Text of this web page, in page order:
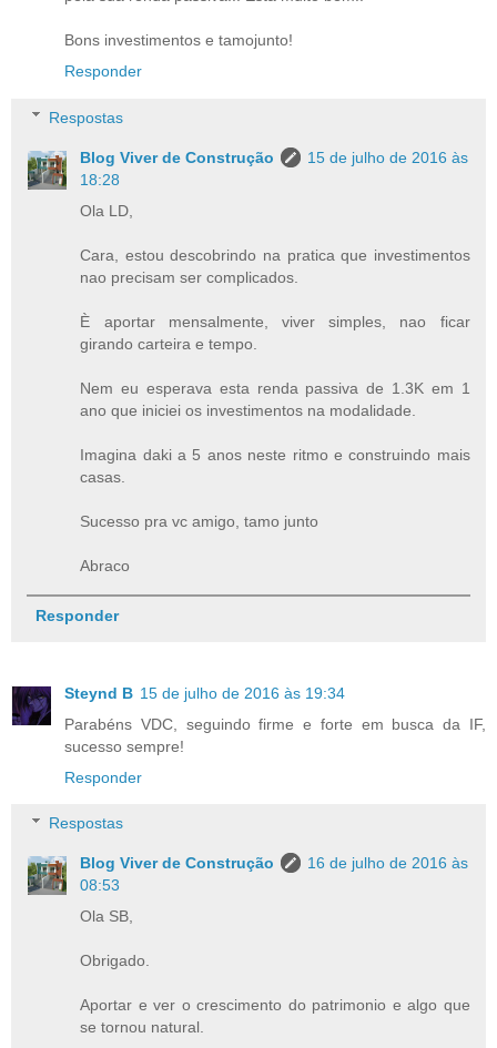
Bons investimentos e tamojunto!
Responder
Respostas
Blog Viver de Construção
15 de julho de 2016 às
18:28
Ola LD,
Cara, estou descobrindo na pratica que investimentos
nao precisam ser complicados.
È aportar mensalmente, viver simples, nao ficar
girando carteira e tempo.
Nem eu esperava esta renda passiva de 1.3K em 1
ano que iniciei os investimentos na modalidade.
Imagina daki a 5 anos neste ritmo e construindo mais
casas.
Sucesso pra vc amigo, tamo junto
Abraco
Responder
Steynd B 15 de julho de 2016 às 19:34
Parabéns VDC, seguindo firme e forte em busca da IF,
sucesso sempre!
Responder
Respostas
Blog Viver de Construção
16 de julho de 2016 às
08:53
Ola SB,
Obrigado.
Aportar e ver o crescimento do patrimonio e algo que
se tornou natural.